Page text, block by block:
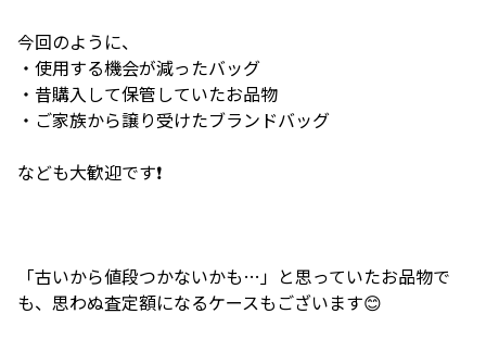
今回のように、
・使用する機会が減ったバッグ
・昔購入して保管していたお品物
・ご家族から譲り受けたブランドバッグ
なども大歓迎です❗️
「古いから値段つかないかも…」と思っていたお品物で
も、思わぬ査定額になるケースもございます😊